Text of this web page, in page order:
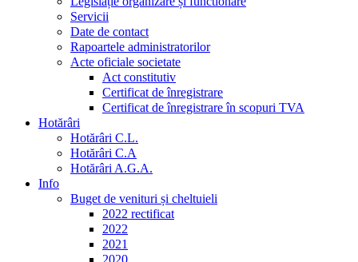
Servicii
Date de contact
Rapoartele administratorilor
Acte oficiale societate
Act constitutiv
Certificat de înregistrare
Certificat de înregistrare în scopuri TVA
Hotărâri
Hotărâri C.L.
Hotărâri C.A
Hotărâri A.G.A.
Info
Buget de venituri și cheltuieli
2022 rectificat
2022
2021